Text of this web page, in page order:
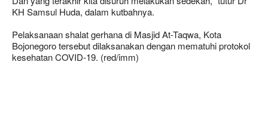
KH Samsul Huda, dalam kutbahnya.
Pelaksanaan shalat gerhana di Masjid At-Taqwa, Kota
Bojonegoro tersebut dilaksanakan dengan mematuhi protokol
kesehatan COVID-19. (red/imm)